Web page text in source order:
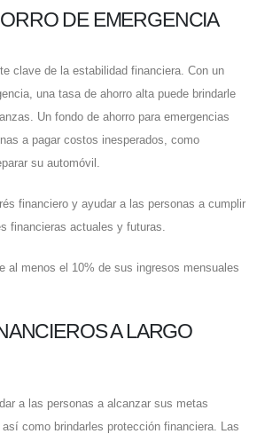
DE EMERGENCIA
clave de la estabilidad financiera. Con un
una tasa de ahorro alta puede brindarle
Un fondo de ahorro para emergencias
a pagar costos inesperados, como
su automóvil.
financiero y ayudar a las personas a cumplir
financieras actuales y futuras.
al menos el 10% de sus ingresos mensuales
A LARGO
a las personas a alcanzar sus metas
como brindarles protección financiera. Las